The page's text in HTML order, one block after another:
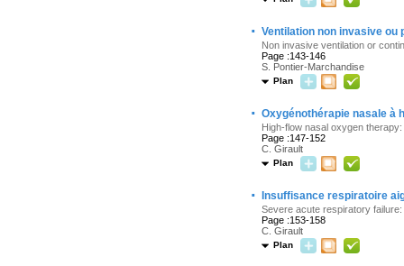
· Ventilation non invasive
Non invasive ventilation or
Page :143-146
S. Pontier-Marchandise
Plan
· Oxygénothérapie nasale à
High-flow nasal oxygen
Page :147-152
C. Girault
Plan
· Insuffisance respiratoire
Severe acute respiratory
Page :153-158
C. Girault
Plan